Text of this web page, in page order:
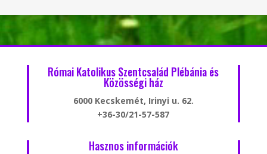
Római Katolikus Szentcsalád Plébánia és
Közösségi ház
6000 Kecskemét, Irinyi u. 62.
+36-30/21-57-587
Hasznos információk